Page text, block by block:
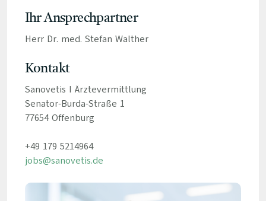
Ihr Ansprechpartner
Herr Dr. med. Stefan Walther
Kontakt
Sanovetis I Ärztevermittlung
Senator-Burda-Straße 1
77654 Offenburg
+49 179 5214964
jobs@sanovetis.de